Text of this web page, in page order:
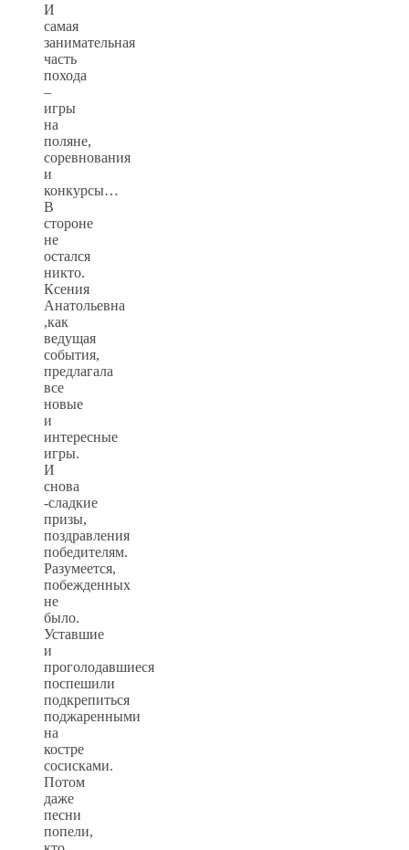
И
самая
занимательная
часть
похода
–
игры
на
поляне,
соревнования
и
конкурсы…
В
стороне
не
остался
никто.
Ксения
Анатольевна
,как
ведущая
события,
предлагала
все
новые
и
интересные
игры.
И
снова
-сладкие
призы,
поздравления
победителям.
Разумеется,
побежденных
не
было.
Уставшие
и
проголодавшиеся
поспешили
подкрепиться
поджаренными
на
костре
сосисками.
Потом
даже
песни
попели,